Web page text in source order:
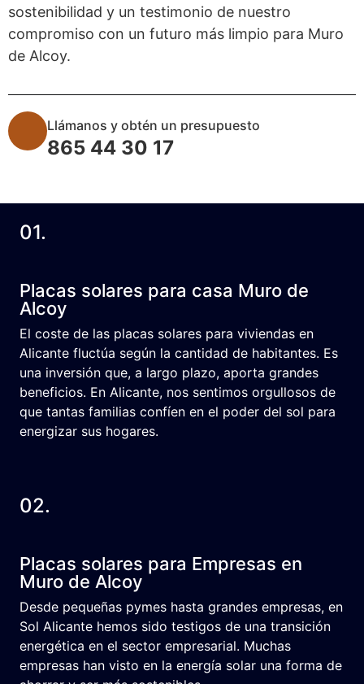
sostenibilidad y un testimonio de nuestro
compromiso con un futuro más limpio para Muro
de Alcoy.
Llámanos y obtén un presupuesto
865 44 30 17
01.
Placas solares para casa Muro de
Alcoy
El coste de las placas solares para viviendas en
Alicante fluctúa según la cantidad de habitantes. Es
una inversión que, a largo plazo, aporta grandes
beneficios. En Alicante, nos sentimos orgullosos de
que tantas familias confíen en el poder del sol para
energizar sus hogares.
02.
Placas solares para Empresas en
Muro de Alcoy
Desde pequeñas pymes hasta grandes empresas, en
Sol Alicante hemos sido testigos de una transición
energética en el sector empresarial. Muchas
empresas han visto en la energía solar una forma de